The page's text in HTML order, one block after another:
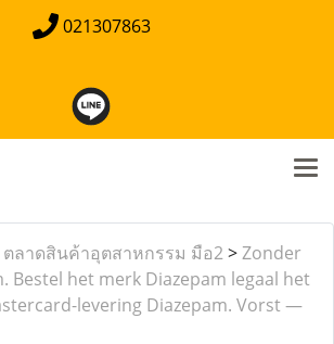
021307863
ตลาดสินค้าอุตสาหกรรม มือ2>Zonder
Bestel het merk Diazepam legaal het
levering Diazepam. Vorst —